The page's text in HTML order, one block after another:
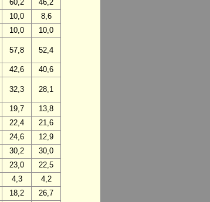
60,2
46,2
10,0
8,6
10,0
10,0
57,8 52,4
42,6
40,6
32,3 28,1
19,7
13,8
22,4
21,6
24,6
12,9
30,2
30,0
23,0
22,5
4,3
4,2
18,2
26,7